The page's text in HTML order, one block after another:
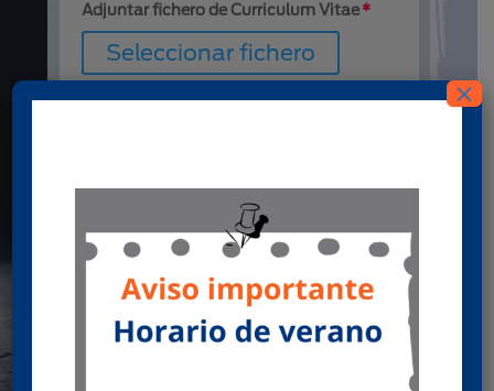
Adjuntar fichero de Curriculum Vitae
Seleccionar fichero
Utilizaremos sus datos para participar en
procesos de selección. Para más información
sobre el tratamiento y sus derechos, consulte
la política de privacidad
Acepto la política de privacidad para el
×